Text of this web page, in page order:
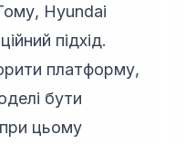
Hyundai
підхід.
платформу,
бути
цьому